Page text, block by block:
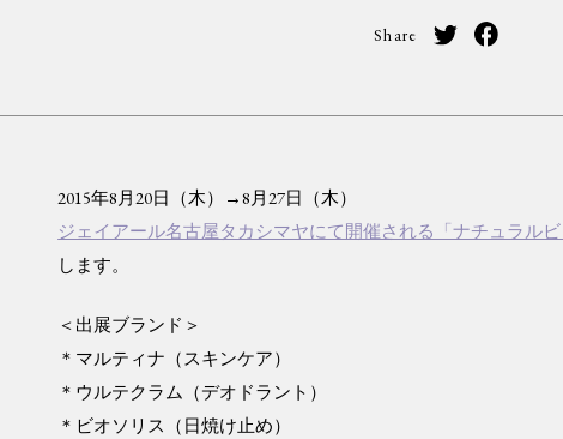
Share
2015年8月20日（木）→8月27日（木）
ジェイアール名古屋タカシマヤにて開催される「ナチュラルビ
します。
＜出展ブランド＞
＊マルティナ（スキンケア）
＊ウルテクラム（デオドラント）
＊ビオソリス（日焼け止め）